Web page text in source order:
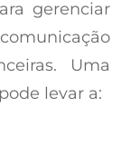
gerenciar
Uma
levar a: